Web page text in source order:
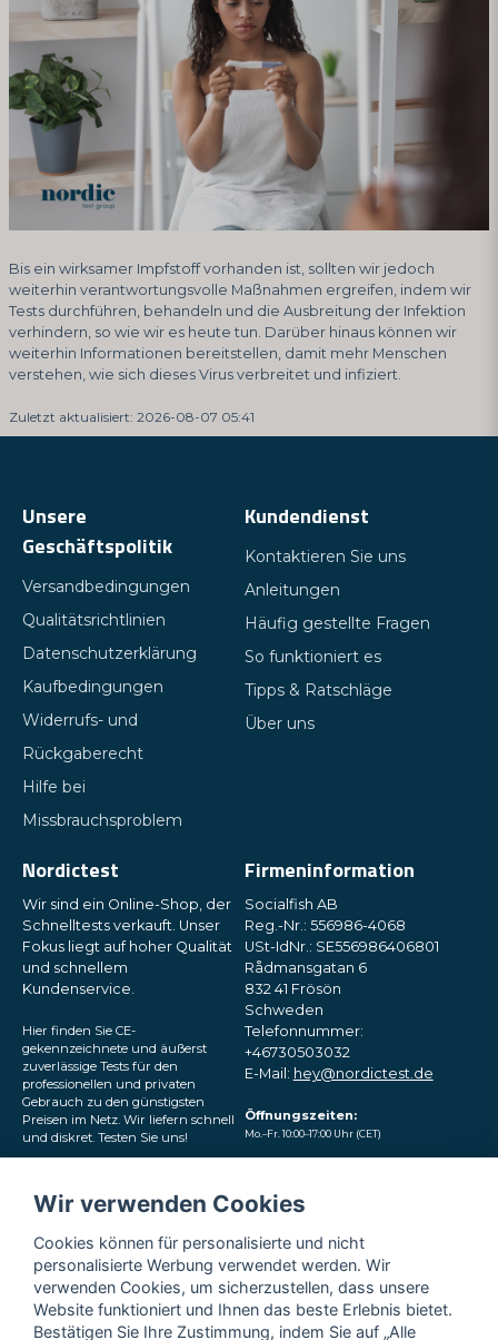
Bis ein wirksamer Impfstoff vorhanden ist, sollten wir jedoch
weiterhin verantwortungsvolle Maßnahmen ergreifen, indem wir
Tests durchführen, behandeln und die Ausbreitung der Infektion
verhindern, so wie wir es heute tun. Darüber hinaus können wir
weiterhin Informationen bereitstellen, damit mehr Menschen
verstehen, wie sich dieses Virus verbreitet und infiziert.
Zuletzt aktualisiert: 2026-08-07 05:41
Unsere
Geschäftspolitik
Versandbedingungen
Qualitätsrichtlinien
Datenschutzerklärung
Kaufbedingungen
Widerrufs- und
Rückgaberecht
Hilfe bei
Missbrauchsproblem
Kundendienst
Kontaktieren Sie uns
Anleitungen
Häufig gestellte Fragen
So funktioniert es
Tipps & Ratschläge
Über uns
Nordictest
Wir sind ein Online-Shop, der
Schnelltests verkauft. Unser
Fokus liegt auf hoher Qualität
und schnellem
Kundenservice.
Hier finden Sie CE-
gekennzeichnete und äußerst
zuverlässige Tests für den
professionellen und privaten
Gebrauch zu den günstigsten
Preisen im Netz. Wir liefern schnell
und diskret. Testen Sie uns!
sozialen Medien
Firmeninformation
Socialfish AB
Reg.-Nr.: 556986-4068
USt-IdNr.: SE556986406801
Rådmansgatan 6
832 41 Frösön
Schweden
Telefonnummer:
+46730503032
E-Mail: hey@nordictest.de
Öffnungszeiten:
Mo.–Fr. 10:00–17:00 Uhr (CET)
Wir verwenden Cookies
Cookies können für personalisierte und nicht
personalisierte Werbung verwendet werden. Wir
verwenden Cookies, um sicherzustellen, dass unsere
Website funktioniert und Ihnen das beste Erlebnis bietet.
Bestätigen Sie Ihre Zustimmung, indem Sie auf „Alle